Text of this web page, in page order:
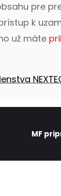
pre
k
už máte
MF